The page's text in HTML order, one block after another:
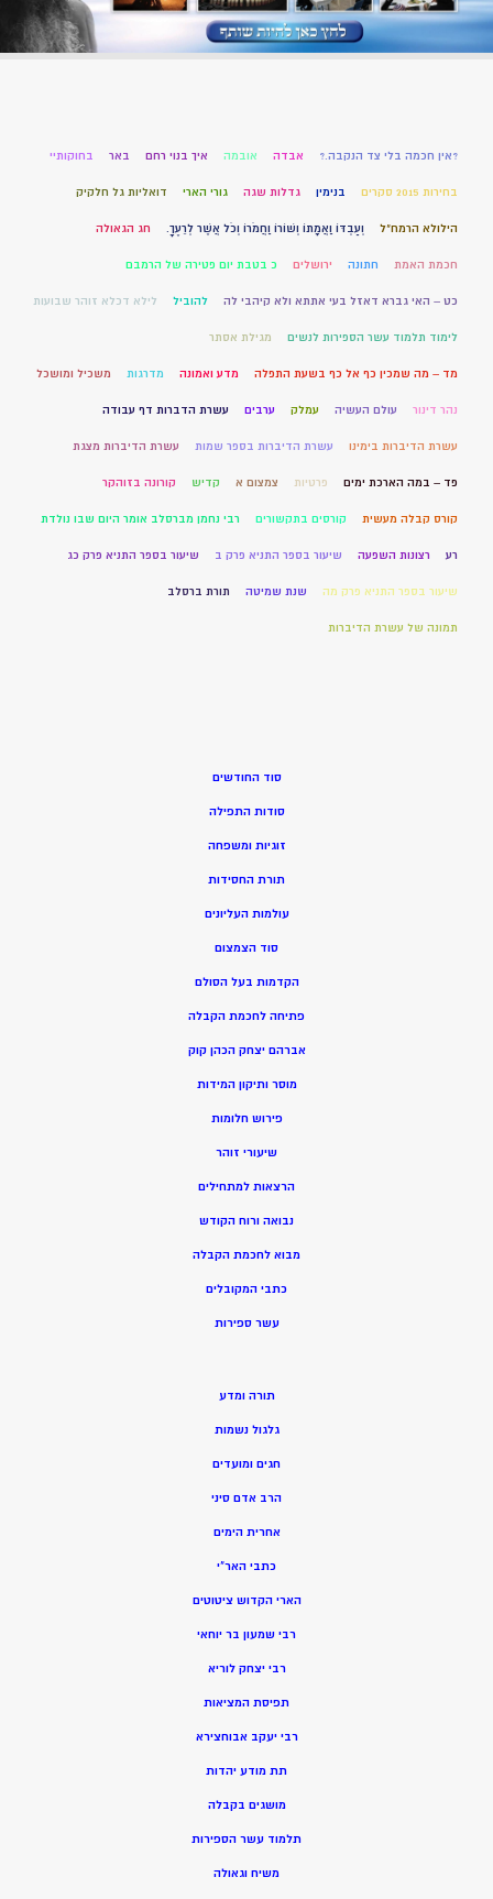
?אין חכמה בלי צד הנקבה.? אבדה אובמה איך בנוי רחם באר בחוקותיי
בחירות 2015 סקרים בנימין גדלות שגה גורי הארי דואליות גל חלקיק
הילולא הרמח"ל וְעַבְדּוֹ וַאֲמָתוֹ וְשׁוֹרוֹ וַחֲמֹרוֹ וְכֹל אֲשֶׁר לְרֵעֶךָ. חג הגאולה
חכמת האמת חתונה ירושלים כ בטבת יום פטירה של הרמבם
כט – האי גברא דאזל בעי אתתא ולא קיהבי לה להוביל לילא דכלא זוהר שבועות
לימוד תלמוד עשר הספירות לנשים מגילת אסתר
מד – מה שמכין כף אל כף בשעת התפלה מדע ואמונה מדרגות משכיל ומושכל
נהר דינור עולם העשיה עמלק ערבים עשרת הדברות דף עבודה
עשרת הדיברות בימינו עשרת הדיברות בספר שמות עשרת הדיברות מצגת
פד – במה הארכת ימים פרטיות צמצום א קדיש קורונה בזוהקר
קורס קבלה מעשית קורסים בתקשורים רבי נחמן מברסלב אומר היום שבו נולדת
רע רצונות השפעה שיעור בספר התניא פרק ב שיעור בספר התניא פרק כג
שיעור בספר התניא פרק מה שנת שמיטה תורת ברסלב
תמונה של עשרת הדיברות
סוד החודשים
סודות התפילה
זוגיות ומשפחה
תורת החסידות
עולמות העליונים
סוד הצמצום
הקדמות בעל הסולם
פתיחה לחכמת הקבלה
אברהם יצחק הכהן קוק
מוסר ותיקון המידות
פירוש חלומות
שיעורי זוהר
הרצאות למתחילים
נבואה ורוח הקודש
מבוא לחכמת הקבלה
כתבי המקובלים
עשר ספירות
תורה ומדע
גלגול נשמות
חגים ומועדים
הרב אדם סיני
אחרית הימים
כתבי האר”י
הארי הקדוש ציטוטים
רבי שמעון בר יוחאי
רבי יצחק לוריא
תפיסת המציאות
רבי יעקב אבוחצירא
תת מודע יהדות
מושגים בקבלה
תלמוד עשר הספירות
משיח וגאולה